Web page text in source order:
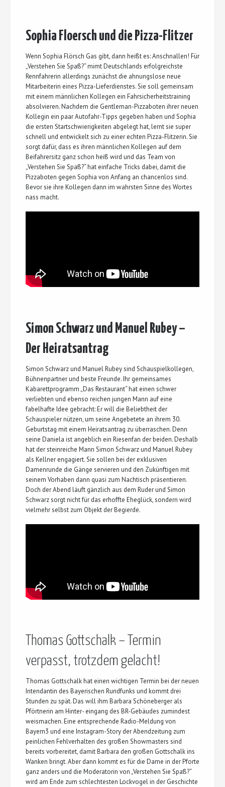
Sophia Floersch und die Pizza-Flitzer
Wenn Sophia Flörsch Gas gibt, dann heißt es: Anschnallen! Für
„Verstehen Sie Spaß?“ mimt Deutschlands erfolgreichste
Rennfahrerin allerdings zunächst die ahnungslose neue
Mitarbeiterin eines Pizza-Lieferdienstes. Sie soll gemeinsam
mit einem männlichen Kollegen ein Fahrsicherheitstraining
absolvieren. Nachdem die Gentleman-Pizzaboten ihrer neuen
Kollegin ein paar Autofahr-Tipps gegeben haben und Sophia
die ersten Startschwierigkeiten abgelegt hat, lernt sie super
schnell und entwickelt sich zu einer echten Pizza-Flitzerin. Sie
sorgt dafür, dass es ihren männlichen Kollegen auf dem
Beifahrersitz ganz schon heiß wird und das Team von
„Verstehen Sie Spaß?“ hat einfache Tricks dabei, damit die
Pizzaboten gegen Sophia von Anfang an chancenlos sind.
Bevor sie ihre Kollegen dann im wahrsten Sinne des Wortes
nass macht.
Simon Schwarz und Manuel Rubey –
Der Heiratsantrag
Simon Schwarz und Manuel Rubey sind Schauspielkollegen,
Bühnenpartner und beste Freunde. Ihr gemeinsames
Kabarettprogramm „Das Restaurant“ hat einen schwer
verliebten und ebenso reichen jungen Mann auf eine
fabelhafte Idee gebracht: Er will die Beliebtheit der
Schauspieler nützen, um seine Angebetete an ihrem 30.
Geburtstag mit einem Heiratsantrag zu überraschen. Denn
seine Daniela ist angeblich ein Riesenfan der beiden. Deshalb
hat der steinreiche Mann Simon Schwarz und Manuel Rubey
als Kellner engagiert. Sie sollen bei der exklusiven
Damenrunde die Gänge servieren und den Zukünftigen mit
seinem Vorhaben dann quasi zum Nachtisch präsentieren.
Doch der Abend läuft gänzlich aus dem Ruder und Simon
Schwarz sorgt nicht für das erhoffte Eheglück, sondern wird
vielmehr selbst zum Objekt der Begierde.
Thomas Gottschalk – Termin
verpasst, trotzdem gelacht!
Thomas Gottschalk hat einen wichtigen Termin bei der neuen
Intendantin des Bayerischen Rundfunks und kommt drei
Stunden zu spät. Das will ihm Barbara Schöneberger als
Pförtnerin am Hinter- eingang des BR-Gebäudes zumindest
weismachen. Eine entsprechende Radio-Meldung von
Bayern3 und eine Instagram-Story der Abendzeitung zum
peinlichen Fehlverhalten des großen Showmasters sind
bereits vorbereitet, damit Barbara den großen Gottschalk ins
Wanken bringt. Aber dann kommt es für die Dame in der Pforte
ganz anders und die Moderatorin von „Verstehen Sie Spaß?“
wird am Ende zum schlechtesten Lockvogel in der Geschichte